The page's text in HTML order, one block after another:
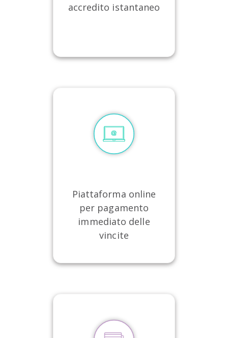
accredito istantaneo
Piattaforma online
per pagamento
immediato delle
vincite